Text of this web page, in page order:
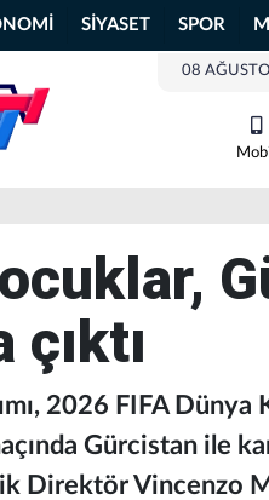
SİYASET SPOR
08
2026 FIFA Dünya
Gürcistan ile
Direktör Vincenzo